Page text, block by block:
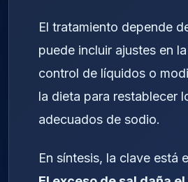
El tratamiento depende
puede incluir ajustes en
control de líquidos o
la dieta para restablecer
adecuados de sodio.
En síntesis, la clave está